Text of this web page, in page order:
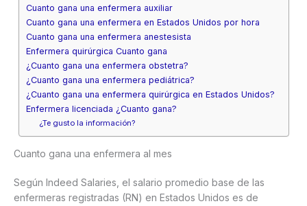
Cuanto gana una enfermera auxiliar
Cuanto gana una enfermera en Estados Unidos por hora
Cuanto gana una enfermera anestesista
Enfermera quirúrgica Cuanto gana
¿Cuanto gana una enfermera obstetra?
¿Cuanto gana una enfermera pediátrica?
¿Cuanto gana una enfermera quirúrgica en Estados Unidos?
Enfermera licenciada ¿Cuanto gana?
¿Te gusto la información?
Cuanto gana una enfermera al mes
Según Indeed Salaries, el salario promedio base de las
enfermeras registradas (RN) en Estados Unidos es de